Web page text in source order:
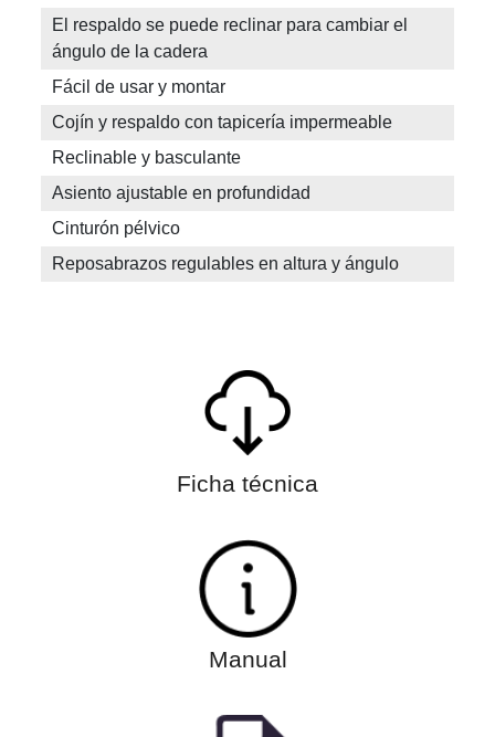
El respaldo se puede reclinar para cambiar el
ángulo de la cadera
Fácil de usar y montar
Cojín y respaldo con tapicería impermeable
Reclinable y basculante
Asiento ajustable en profundidad
Cinturón pélvico
Reposabrazos regulables en altura y ángulo
Ficha técnica
Manual